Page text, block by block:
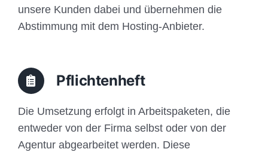
unsere Kunden dabei und übernehmen die
Abstimmung mit dem Hosting-Anbieter.
Pflichtenheft
Die Umsetzung erfolgt in Arbeitspaketen, die
entweder von der Firma selbst oder von der
Agentur abgearbeitet werden. Diese